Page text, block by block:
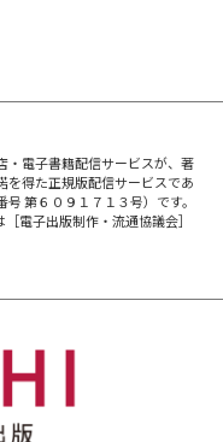
・電子書籍配信サービスが、著
を得た正規版配信サービスであ
第６０９１７１３号）です。
電子出版制作・流通協議会］